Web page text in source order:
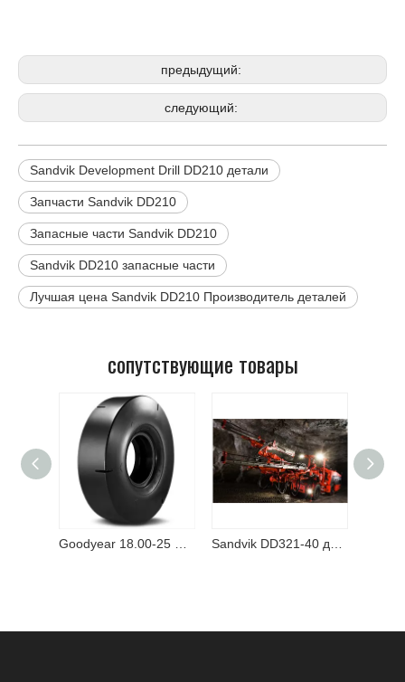
предыдущий:
следующий:
Sandvik Development Drill DD210 детали
Запчасти Sandvik DD210
Запасные части Sandvik DD210
Sandvik DD210 запасные части
Лучшая цена Sandvik DD210 Производитель деталей
сопутствующие товары